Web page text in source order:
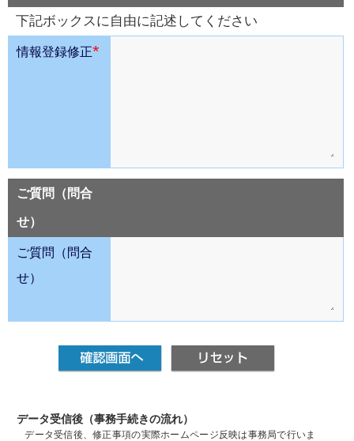
下記ボックスに自由に記述してください
情報登録修正*
ご質問（問合
せ）
ご質問（問合
せ）
データ受信後（事務手続きの流れ）
データ受信後、修正事項の実際ホームページ反映は事務局で行いま